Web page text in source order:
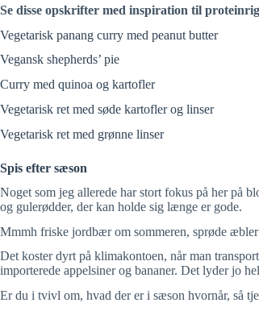
Se disse opskrifter med inspiration til
Vegetarisk panang curry med peanut butter
Vegansk shepherds’ pie
Curry med quinoa og kartofler
Vegetarisk ret med søde kartofler og linser
Vegetarisk ret med grønne linser
Spis efter sæson
Noget som jeg allerede har stort fokus på her på
og gulerødder, der kan holde sig længe er gode.
Mmmh friske jordbær om sommeren, sprøde
Det koster dyrt på klimakontoen, når man
importerede appelsiner og bananer. Det lyder jo
Er du i tvivl om, hvad der er i sæson hvornår, så